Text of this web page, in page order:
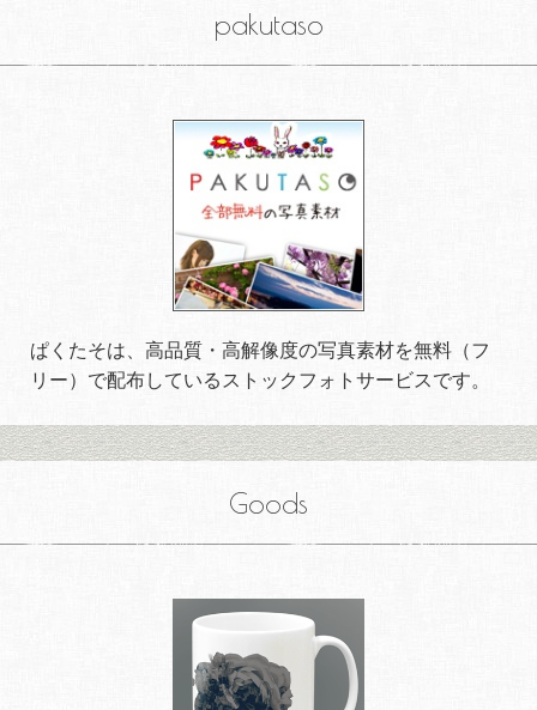
pakutaso
ぱくたそは、高品質・高解像度の写真素材を無料（フ
リー）で配布しているストックフォトサービスです。
Goods